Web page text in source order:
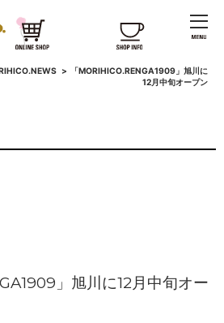
>
「MORIHICO.RENGA1909」旭川に
12月中旬オープン
」旭川に12月中旬オー